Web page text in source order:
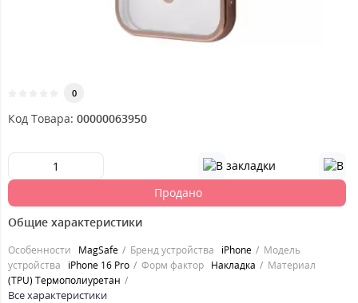
0
Код Товара: 00000063950
Продано
Общие характеристики
Особенности MagSafe Бренд устройства iPhone
Модель
устройства
iPhone 16 Pro Форм фактор Накладка
Материал
(TPU) Термополиуретан
Все характеристики